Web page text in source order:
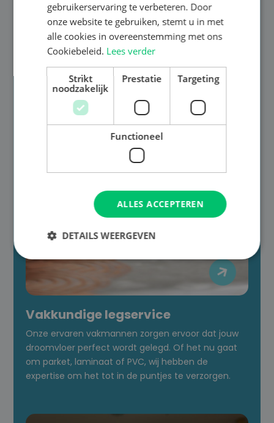
wensen te begrijpen en geven advies op maat.

Vakkundige legservice
Onze ervaren vakmannen zorgen ervoor dat jouw
droomvloer perfect wordt gelegd. Of het nu gaat
om parket, laminaat of PVC, wij hebben de
expertise om het tot in de puntjes te verzorgen.
gebruikerservaring te verbeteren. Door
onze website te gebruiken, stemt u in met
alle cookies in overeenstemming met ons
Cookiebeleid. Lees verder
Strikt
noodzakelijk
Prestatie Targeting
Functioneel
ALLES ACCEPTEREN
DETAILS WEERGEVEN